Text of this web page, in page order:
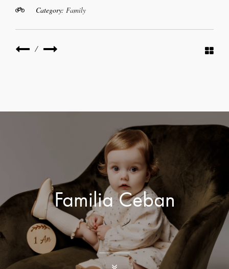
Category: Family
/
Familia Ceban